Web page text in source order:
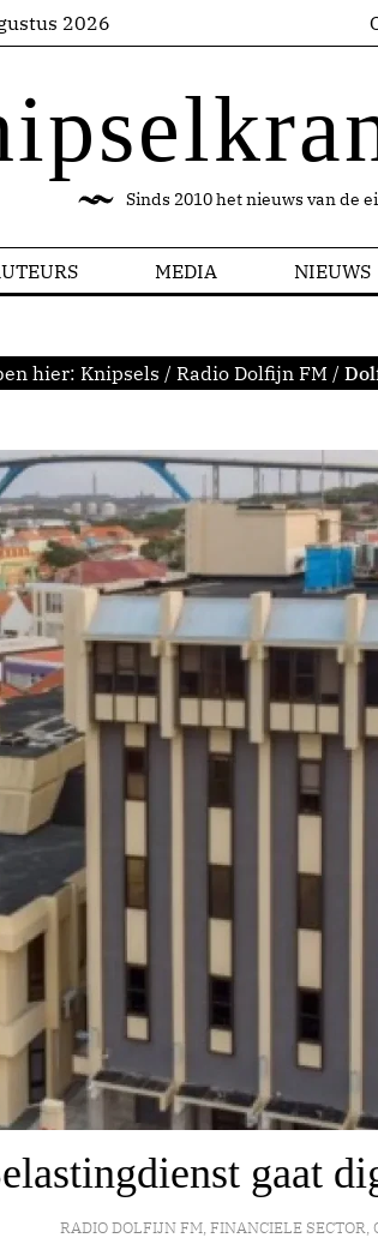
2026
Sinds 2010 het nieuws van de
MEDIA NIEUWS
hier: Knipsels / Radio Dolfijn FM /
gaat
RADIO DOLFIJN FM, FINANCIELE SECTOR,